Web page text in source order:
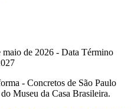
de 2026 - Data Término